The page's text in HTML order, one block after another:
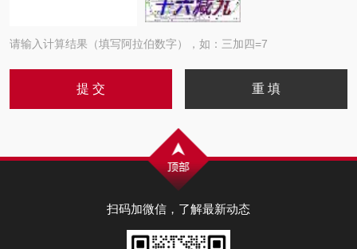
请输入计算结果（填写阿拉伯数字），如：三加四=7
扫码加微信，了解最新动态